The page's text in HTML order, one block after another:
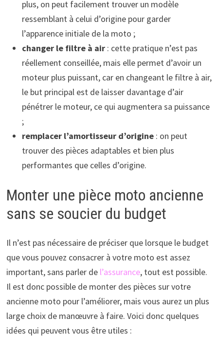
plus, on peut facilement trouver un modèle
ressemblant à celui d’origine pour garder
l’apparence initiale de la moto ;
changer le filtre à air : cette pratique n’est pas
réellement conseillée, mais elle permet d’avoir un
moteur plus puissant, car en changeant le filtre à air,
le but principal est de laisser davantage d’air
pénétrer le moteur, ce qui augmentera sa puissance
;
remplacer l’amortisseur d’origine : on peut
trouver des pièces adaptables et bien plus
performantes que celles d’origine.
Monter une pièce moto ancienne
sans se soucier du budget
Il n’est pas nécessaire de préciser que lorsque le budget
que vous pouvez consacrer à votre moto est assez
important, sans parler de l’assurance, tout est possible.
Il est donc possible de monter des pièces sur votre
ancienne moto pour l’améliorer, mais vous aurez un plus
large choix de manœuvre à faire. Voici donc quelques
idées qui peuvent vous être utiles :